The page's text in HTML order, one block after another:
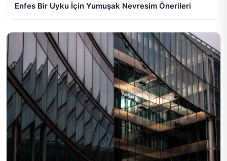
Enfes Bir Uyku İçin Yumuşak Nevresim Önerileri